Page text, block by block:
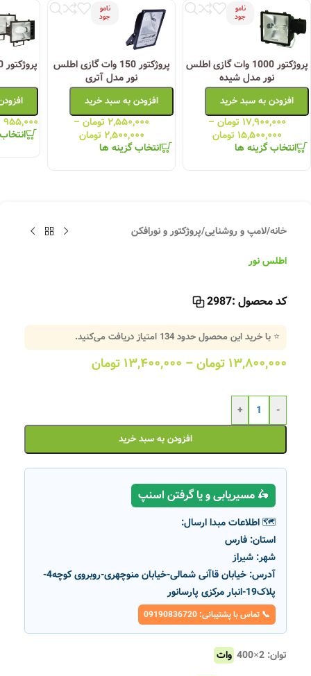
نامو
جود
پروژکتور 1000 وات گازی اطلس
نور مدل شیده
افزودن به سبد خرید
۱۷,۹۰۰,۰۰۰ تومان –
۱۵,۵۰۰,۰۰۰ تومان
انتخاب گزینه ها
نامو
جود
پروژکتور 150 وات گازی اطلس
نور مدل آتری
افزودن به سبد خرید
۲,۵۵۰,۰۰۰ تومان –
۲,۵۰۰,۰۰۰ تومان
انتخاب گزینه ها
۹۵۵,۰۰۰
خانه/لامپ و روشنایی/پروژکتور و نورافکن
اطلس نور
کد محصول :2987
⭐ با خرید این محصول حدود134 امتیاز دریافت می‌کنید.
۱۳,۸۰۰,۰۰۰ تومان– ۱۳,۴۰۰,۰۰۰ تومان
-
+
افزودن به سبد خرید
🛵 مسیریابی و یا گرفتن اسنپ
🗺️ اطلاعات مبدا ارسال:
استان: فارس
شهر: شیراز
آدرس:
خیابان قاآنی شمالی-خیابان منوچهری-روبروی کوچه4-
پلاک19-انبار مرکزی پارسانور
📞 تماس با پشتیبانی: 09190836720
توان: 2×400
وات